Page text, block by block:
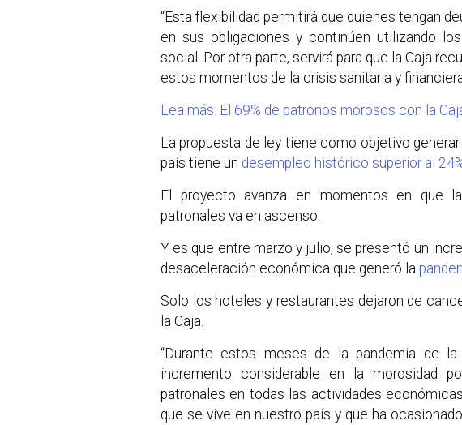
“Esta flexibilidad permitirá que quienes tengan
en sus obligaciones y continúen utilizando
social. Por otra parte, servirá para que la Caja
estos momentos de la crisis sanitaria y
Lea más: El 69% de patronos morosos con la
La propuesta de ley tiene como objetivo
país tiene un desempleo histórico superior al
El proyecto avanza en momentos en que
patronales va en ascenso.
Y es que entre marzo y julio, se presentó un
desaceleración económica que generó la
Solo los hoteles y restaurantes dejaron de
la Caja.
“Durante estos meses de la pandemia de la
incremento considerable en la morosidad
patronales en todas las actividades
que se vive en nuestro país y que ha